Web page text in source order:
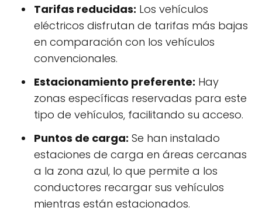
Tarifas reducidas: Los vehículos
eléctricos disfrutan de tarifas más bajas
en comparación con los vehículos
convencionales.
Estacionamiento preferente: Hay
zonas específicas reservadas para este
tipo de vehículos, facilitando su acceso.
Puntos de carga: Se han instalado
estaciones de carga en áreas cercanas
a la zona azul, lo que permite a los
conductores recargar sus vehículos
mientras están estacionados.